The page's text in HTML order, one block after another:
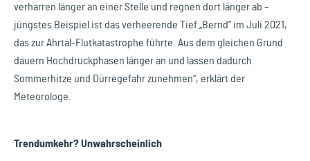
verharren länger an einer Stelle und regnen dort länger ab –
jüngstes Beispiel ist das verheerende Tief „Bernd“ im Juli 2021,
das zur Ahrtal-Flutkatastrophe führte. Aus dem gleichen Grund
dauern Hochdruckphasen länger an und lassen dadurch
Sommerhitze und Dürregefahr zunehmen“, erklärt der
Meteorologe.
Trendumkehr? Unwahrscheinlich